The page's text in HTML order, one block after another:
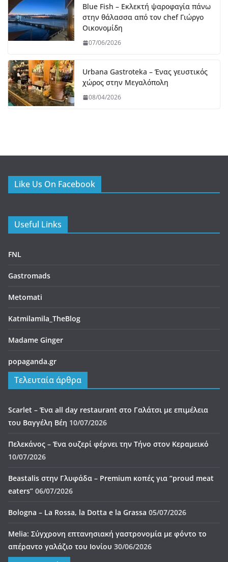
Blue Fish – Εκλεκτή ψαροφαγία πάνω
στην θάλασσα από τον chef Γιώργο
Οικονομίδη
07/06/2026
Urbana Gastroteka – Ένας γευστικός
χώρος στην Μεγαλόπολη
08/04/2026
Like Us On Facebook
Useful Links
FNL
Gastromads
Metomati
Katmilamila_TheBlog
Madame Ginger
popaganda.gr
Τελευταία άρθρα
Scarlet – Ένα all day restaurant στο Γαλάτσι με επιμέλεια
του Βαγγέλη Βέη 10/07/2026
Πελεκάνος – Ένα ουζερί φέρνει την Τήνο στον Κεραμεικό
10/07/2026
Beastalis στην Γλυφάδα – Premium κοπές για “proud meat
eaters” 06/07/2026
Bologna – La Rossa, la Dotta e la Grassa 05/07/2026
Melia: Σύγχρονη επτανησιακή γαστρονομία με φόντο το
απέραντο γαλάζιο του Ιονίου 30/06/2026